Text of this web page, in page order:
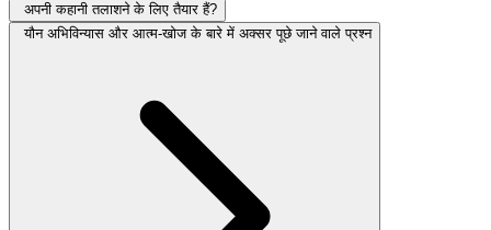
अपनी कहानी तलाशने के लिए तैयार हैं?
यौन अभिविन्यास और आत्म-खोज के बारे में अक्सर पूछे जाने वाले प्रश्न